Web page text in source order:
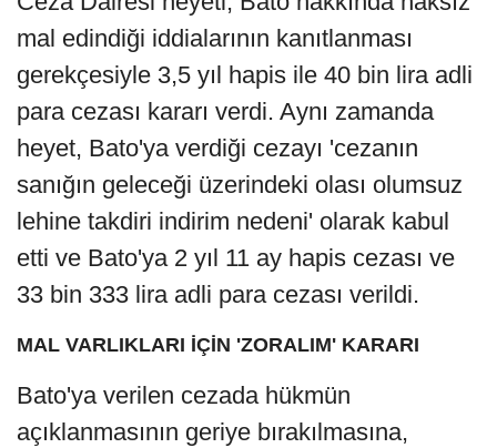
mal edindiği iddialarının kanıtlanması
gerekçesiyle 3,5 yıl hapis ile 40 bin lira adli
para cezası kararı verdi. Aynı zamanda
heyet, Bato'ya verdiği cezayı 'cezanın
sanığın geleceği üzerindeki olası olumsuz
lehine takdiri indirim nedeni' olarak kabul
etti ve Bato'ya 2 yıl 11 ay hapis cezası ve
33 bin 333 lira adli para cezası verildi.
MAL VARLIKLARI İÇİN 'ZORALIM' KARARI
Bato'ya verilen cezada hükmün
açıklanmasının geriye bırakılmasına,